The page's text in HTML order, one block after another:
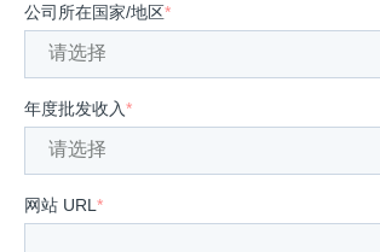
公司所在国家/地区*
年度批发收入*
网站 URL *